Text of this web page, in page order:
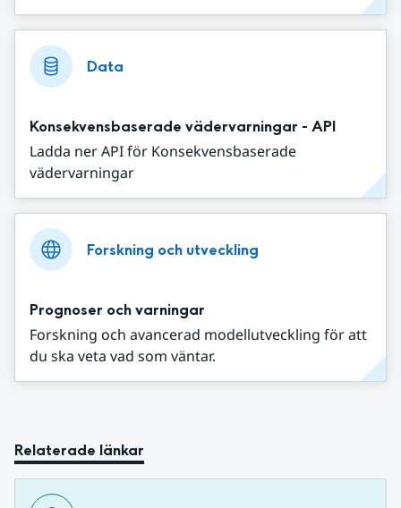
Data
Konsekvensbaserade vädervarningar - API
Ladda ner API för Konsekvensbaserade
vädervarningar
Forskning och utveckling
Prognoser och varningar
Forskning och avancerad modellutveckling för att
du ska veta vad som väntar.
Relaterade länkar